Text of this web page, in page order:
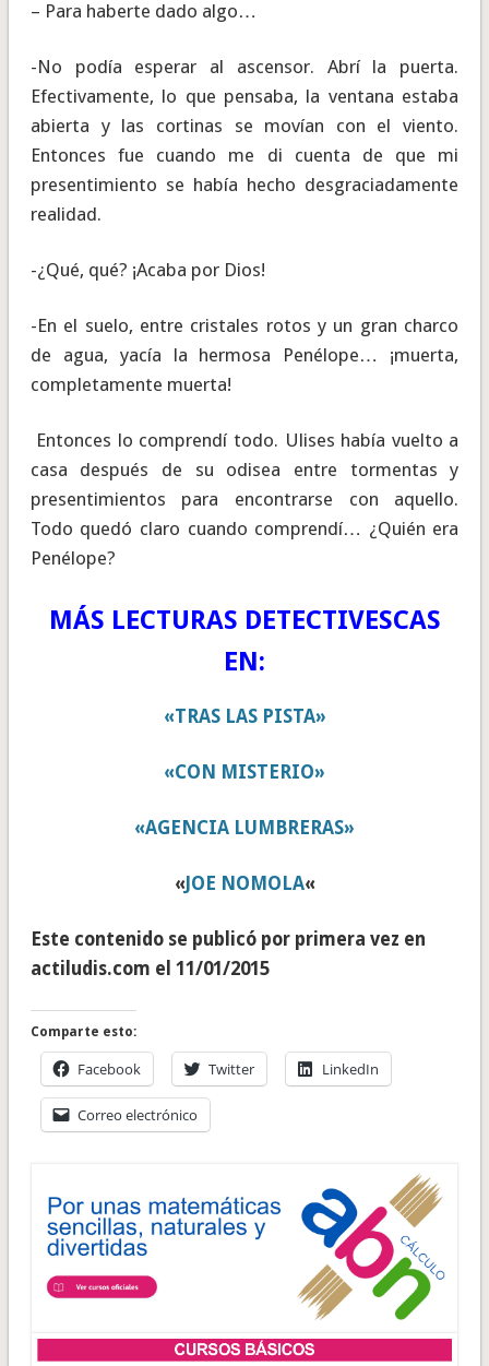
– Para haberte dado algo…
-No podía esperar al ascensor. Abrí la puerta.
Efectivamente, lo que pensaba, la ventana estaba
abierta y las cortinas se movían con el viento.
Entonces fue cuando me di cuenta de que mi
presentimiento se había hecho desgraciadamente
realidad.
-¿Qué, qué? ¡Acaba por Dios!
-En el suelo, entre cristales rotos y un gran charco
de agua, yacía la hermosa Penélope… ¡muerta,
completamente muerta!
Entonces lo comprendí todo. Ulises había vuelto a
casa después de su odisea entre tormentas y
presentimientos para encontrarse con aquello.
Todo quedó claro cuando comprendí… ¿Quién era
Penélope?
MÁS LECTURAS DETECTIVESCAS
EN:
«TRAS LAS PISTA»
«CON MISTERIO»
«AGENCIA LUMBRERAS»
«JOE NOMOLA«
Este contenido se publicó por primera vez en
actiludis.com el 11/01/2015
Comparte esto:
Facebook Twitter LinkedIn
Correo electrónico